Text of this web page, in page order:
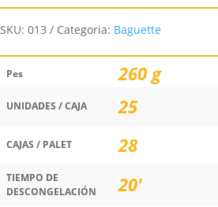
SKU: 013 Categoria: Baguette
Pes 260 g
UNIDADES / CAJA 25
CAJAS / PALET 28
TIEMPO DE
DESCONGELACIÓN
20'